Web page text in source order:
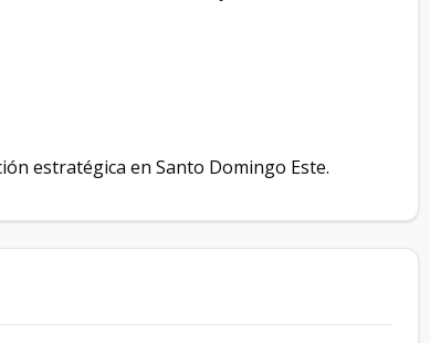
estratégica en Santo Domingo Este.